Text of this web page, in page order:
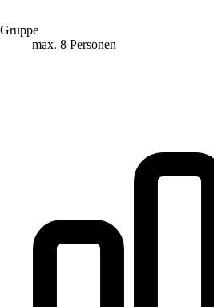
Gruppe
max. 8 Personen